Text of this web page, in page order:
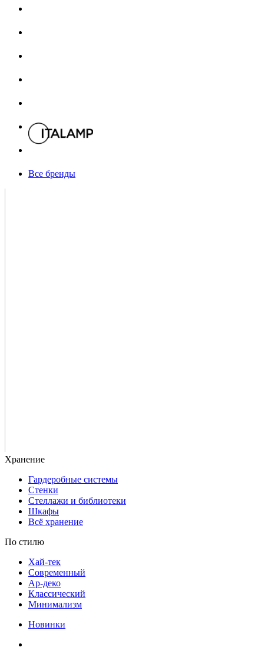
Гардеробные системы
Стенки
Стеллажи и библиотеки
Шкафы